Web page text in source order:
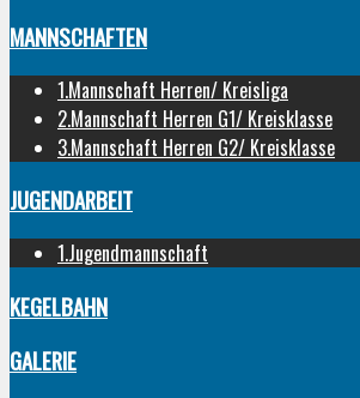
MANNSCHAFTEN
1.Mannschaft Herren/ Kreisliga
2.Mannschaft Herren G1/ Kreisklasse
3.Mannschaft Herren G2/ Kreisklasse
JUGENDARBEIT
1.Jugendmannschaft
KEGELBAHN
GALERIE